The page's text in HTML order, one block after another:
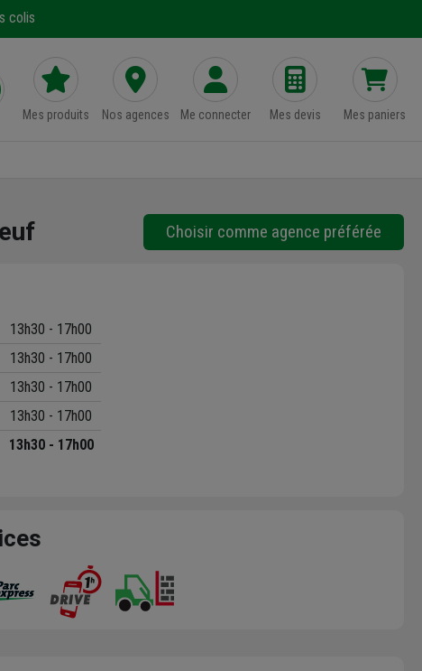
colis
Mes produits Nos agences Me connecter Mes devis Mes paniers
Choisir comme agence préférée
13h30 - 17h00
13h30 - 17h00
13h30 - 17h00
13h30 - 17h00
13h30 - 17h00